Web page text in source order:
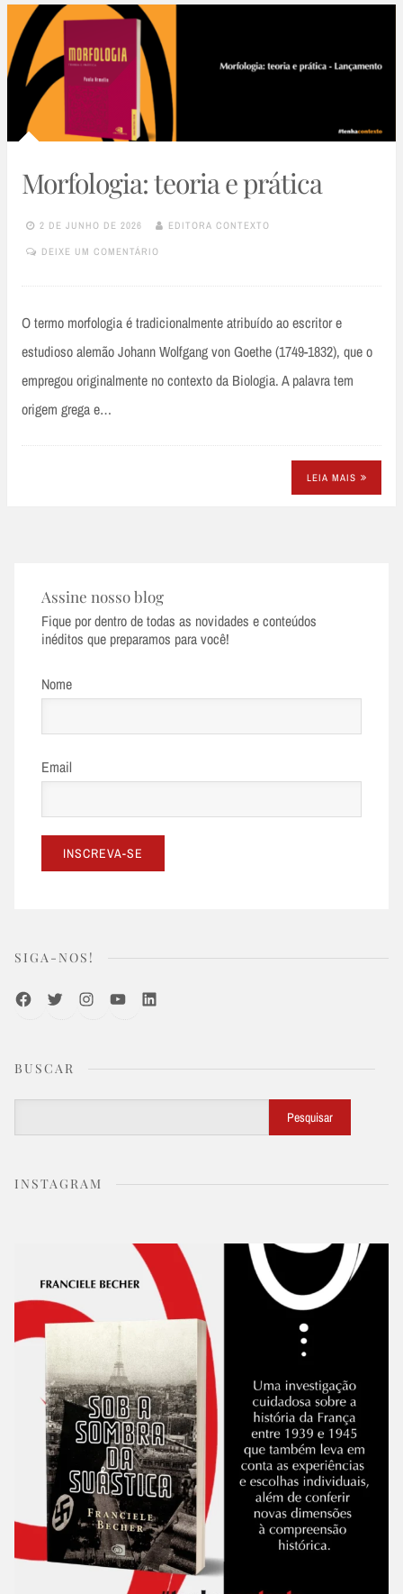
Morfologia: teoria e prática
2 DE JUNHO DE 2026 EDITORA CONTEXTO
DEIXE UM COMENTÁRIO
O termo morfologia é tradicionalmente atribuído ao escritor e
estudioso alemão Johann Wolfgang von Goethe (1749-1832), que o
empregou originalmente no contexto da Biologia. A palavra tem
origem grega e…
LEIA MAIS
Assine nosso blog
Fique por dentro de todas as novidades e conteúdos
inéditos que preparamos para você!
Nome
Email
SIGA-NOS!
FacebookTwitterInstagramYoutubeLinkedIn
BUSCAR
Pesquisar
INSTAGRAM